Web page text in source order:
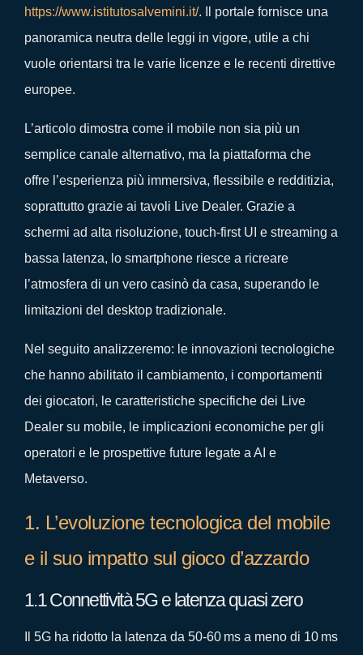
https://www.istitutosalvemini.it/. Il portale fornisce una
panoramica neutra delle leggi in vigore, utile a chi
vuole orientarsi tra le varie licenze e le recenti direttive
europee.
L’articolo dimostra come il mobile non sia più un
semplice canale alternativo, ma la piattaforma che
offre l’esperienza più immersiva, flessibile e redditizia,
soprattutto grazie ai tavoli Live Dealer. Grazie a
schermi ad alta risoluzione, touch‑first UI e streaming a
bassa latenza, lo smartphone riesce a ricreare
l’atmosfera di un vero casinò da casa, superando le
limitazioni del desktop tradizionale.
Nel seguito analizzeremo: le innovazioni tecnologiche
che hanno abilitato il cambiamento, i comportamenti
dei giocatori, le caratteristiche specifiche dei Live
Dealer su mobile, le implicazioni economiche per gli
operatori e le prospettive future legate a AI e
Metaverso.
1. L’evoluzione tecnologica del mobile
e il suo impatto sul gioco d’azzardo
1.1 Connettività 5G e latenza quasi zero
Il 5G ha ridotto la latenza da 50‑60 ms a meno di 10 ms